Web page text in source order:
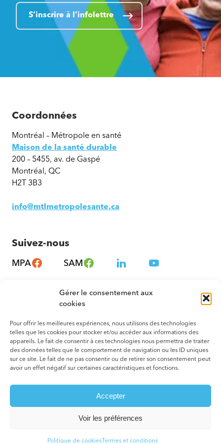
Gérer le consentement aux
cookies
Pour offrir les meilleures expériences, nous utilisons des technologies
telles que les cookies pour stocker et/ou accéder aux informations des
appareils. Le fait de consentir à ces technologies nous permettra de traiter
des données telles que le comportement de navigation ou les ID uniques
sur ce site. Le fait de ne pas consentir ou de retirer son consentement peut
avoir un effet négatif sur certaines caractéristiques et fonctions.
Accepter
Voir les préférences
Politique de cookiesTermes et conditions
S’inscrire à l’infolettre
Coordonnées
Montréal – Métropole en santé
Maison de la santé durable
200 – 5455, av. de Gaspé
Montréal, QC
H2T 3B3
info@mtlmetropolesante.ca
Suivez-nous
MPA SAM